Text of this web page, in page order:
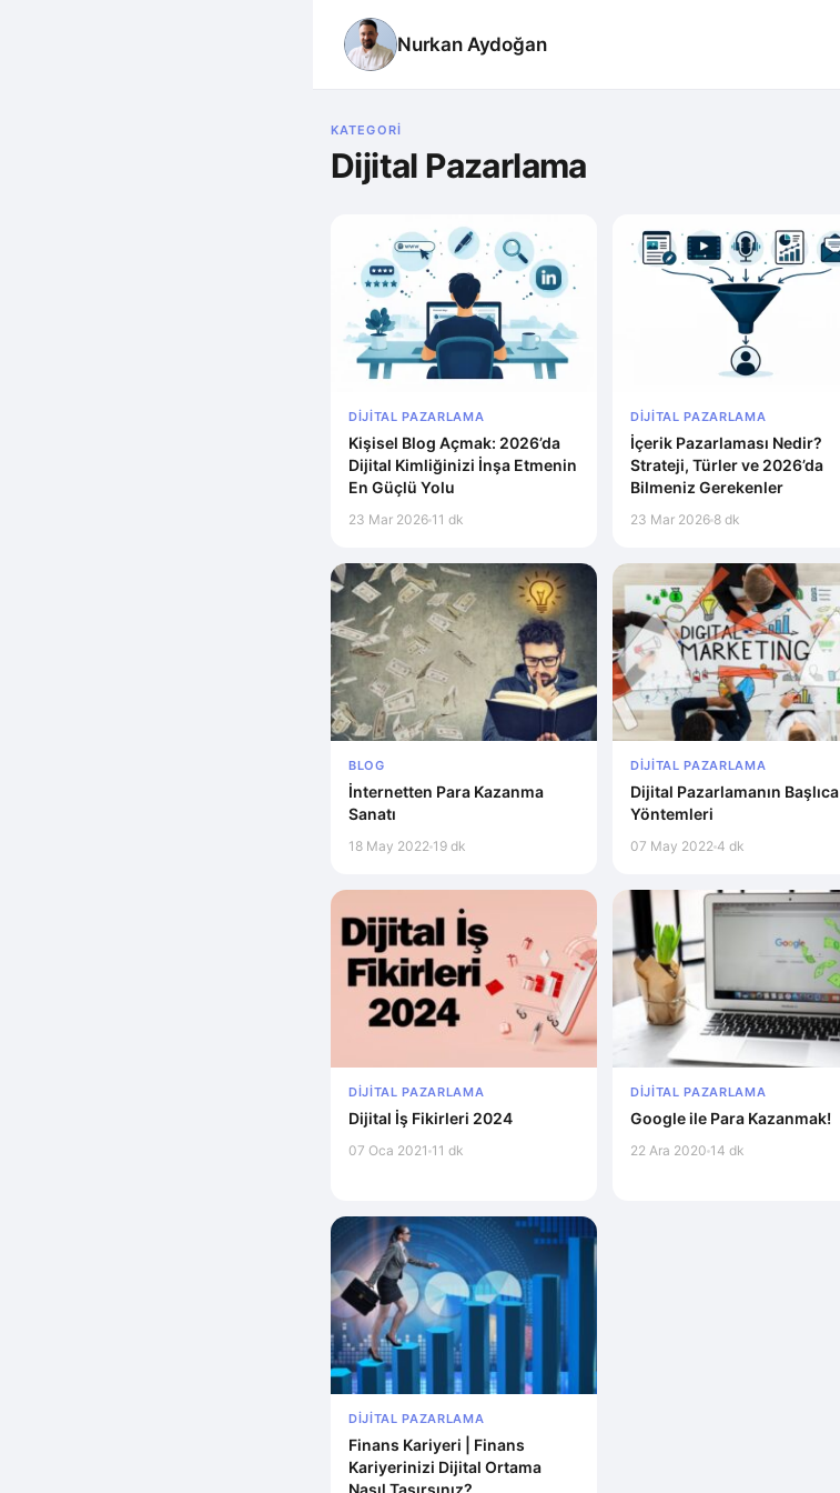
Nurkan Aydoğan
KATEGORI
Dijital Pazarlama
DIJITAL PAZARLAMA
Kişisel Blog Açmak: 2026’da
Dijital Kimliğinizi İnşa Etmenin
En Güçlü Yolu
23 Mar 2026 11 dk
DIJITAL PAZARLAMA
İçerik Pazarlaması Nedir?
Strateji, Türler ve 2026’da
Bilmeniz Gerekenler
23 Mar 2026 8 dk
BLOG
İnternetten Para Kazanma
Sanatı
18 May 2022 19 dk
DIJITAL PAZARLAMA
Dijital Pazarlamanın Başlıca
Yöntemleri
07 May 2022 4 dk
DIJITAL PAZARLAMA
Dijital İş Fikirleri 2024
07 Oca 2021 11 dk
DIJITAL PAZARLAMA
Google ile Para Kazanmak!
22 Ara 2020 14 dk
DIJITAL PAZARLAMA
Finans Kariyeri | Finans
Kariyerinizi Dijital Ortama
Nasıl Taşırsınız?